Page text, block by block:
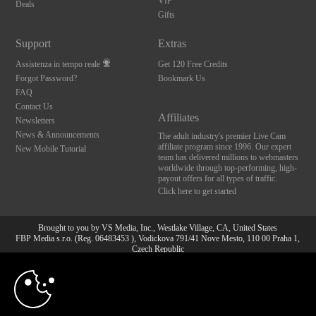
Deals
Gifts
Support
Assistenza in tempo reale
Forgot Password?
FAQ
Contact Us
Newsletters
News & Announcements
New Mobile Tutorial
Extras
Get 120 Free Credits
Bookmark Us
Affiliates
The adult industry's premier Live Cam
affiliate program since 1996. Our expert
team has delivered millions to webmasters
worldwide through top-performing, high-
payout offers for all types of traffic.
Click here to get started
Brought to you by VS Media, Inc., Westlake Village, CA, United States
FBP Media s.r.o. (Reg. 06483453 ), Vodickova 791/41 Nove Mesto, 110 00 Praha 1,
Czech Republic
All persons depicted herein were at least 18 years of age at the time of photography:
18 U.S.C. 2257 Dichiarazione di conformità ai requisiti di
10:00